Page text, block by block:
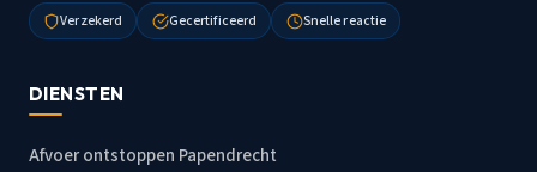
Verzekerd Gecertificeerd Snelle reactie
DIENSTEN
Afvoer ontstoppen Papendrecht